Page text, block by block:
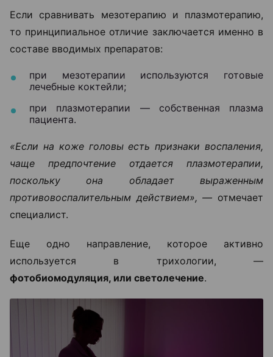
Если сравнивать мезотерапию и плазмотерапию,
то принципиальное отличие заключается именно в
составе вводимых препаратов:
при мезотерапии используются готовые
лечебные коктейли;
при плазмотерапии — собственная плазма
пациента.
«Если на коже головы есть признаки воспаления,
чаще предпочтение отдается плазмотерапии,
поскольку она обладает выраженным
противовоспалительным действием», — отмечает
специалист.
Еще одно направление, которое активно
используется в трихологии, —
фотобиомодуляция, или светолечение.